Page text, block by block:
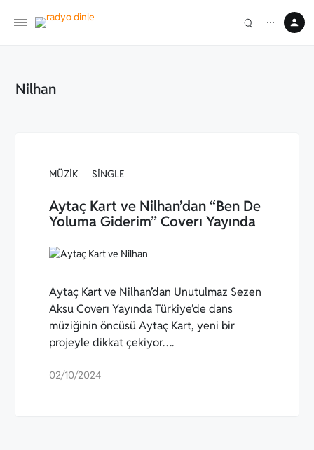
⋯
Nilhan
MÜZIK SINGLE
Aytaç Kart ve Nilhan’dan “Ben De
Yoluma Giderim” Coverı Yayında
Aytaç Kart ve Nilhan’dan Unutulmaz Sezen
Aksu Coverı Yayında Türkiye’de dans
müziğinin öncüsü Aytaç Kart, yeni bir
projeyle dikkat çekiyor….
02/10/2024